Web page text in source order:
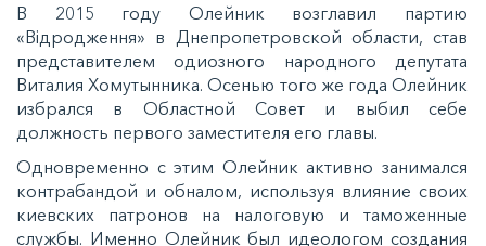
В 2015 году Олейник возглавил партию
«Вiдродження» в Днепропетровской области, став
представителем одиозного народного депутата
Виталия Хомутынника. Осенью того же года Олейник
избрался в Областной Совет и выбил себе
должность первого заместителя его главы.
Одновременно с этим Олейник активно занимался
контрабандой и обналом, используя влияние своих
киевских патронов на налоговую и таможенные
службы. Именно Олейник был идеологом создания